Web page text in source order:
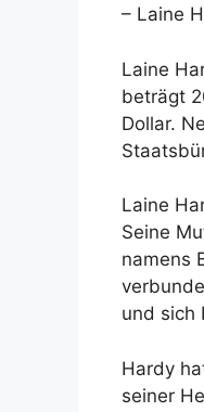
– Laine
Laine
beträgt
Dollar.
Laine
Seine
namens
und sich
Hardy
seiner